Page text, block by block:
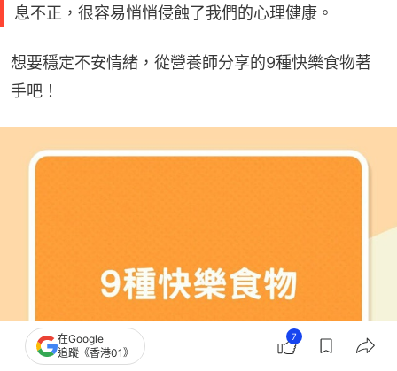
息不正，很容易悄悄侵蝕了我們的心理健康。
想要穩定不安情緒，從營養師分享的9種快樂食物著
手吧！
在Google
追蹤《香港01》
7